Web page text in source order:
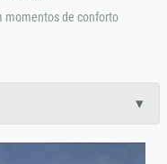
momentos de conforto